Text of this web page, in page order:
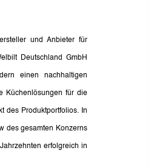
und Anbieter für
Deutschland GmbH
einen nachhaltigen
Küchenlösungen für die
des Produktportfolios. In
des gesamten Konzerns
erfolgreich in